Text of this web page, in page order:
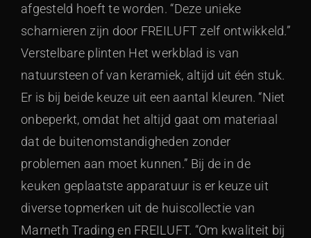
afgesteld hoeft te worden. “Deze unieke
scharnieren zijn door FREILUFT zelf ontwikkeld.”
Verstelbare plinten Het werkblad is van
natuursteen of van keramiek, altijd uit één stuk.
Er is bij beide keuze uit een aantal kleuren. “Niet
onbeperkt, omdat het altijd gaat om materiaal
dat de buitenomstandigheden zonder
problemen aan moet kunnen.” Bij de in de
keuken geplaatste apparatuur is er keuze uit
diverse topmerken uit de huiscollectie van
Marneth Trading en FREILUFT. “Om kwaliteit bij